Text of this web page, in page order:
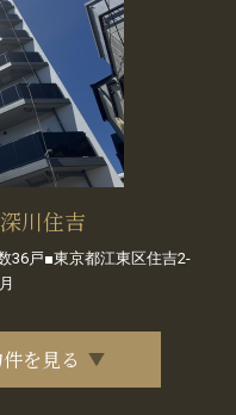
川住吉
36戸■東京都江東区住吉2-
を見る